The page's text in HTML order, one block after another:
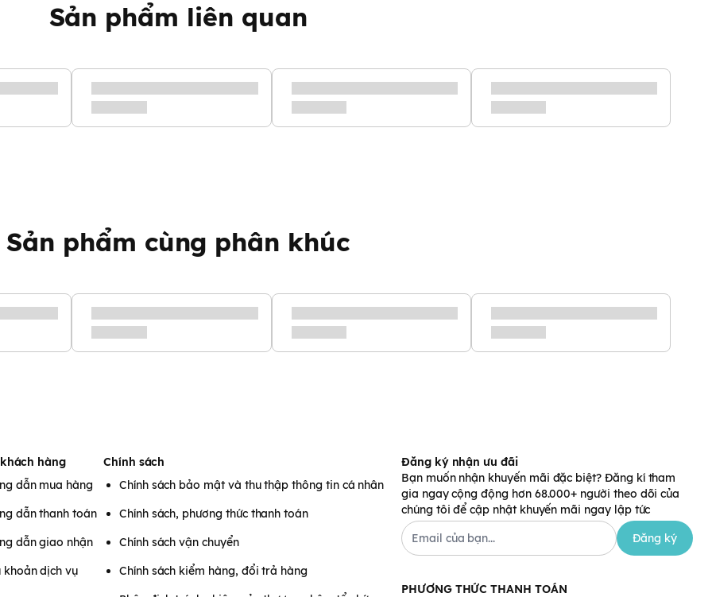
móng tay
với 1 lần cắt.
Sản phẩm liên quan
Sản phẩm cùng phân khúc
hàng
dẫn mua hàng
dẫn thanh toán
dẫn giao nhận
khoản dịch vụ
Chính sách
Chính sách bảo mật và thu thập thông tin cá nhân
Chính sách, phương thức thanh toán
Chính sách vận chuyển
Chính sách kiểm hàng, đổi trả hàng
Đăng ký nhận ưu đãi
Bạn muốn nhận khuyến mãi đặc biệt? Đăng kí tham
gia ngay cộng động hơn 68.000+ người theo dõi của
chúng tôi để cập nhật khuyến mãi ngay lập tức
Đăng ký
PHƯƠNG THỨC THANH TOÁN